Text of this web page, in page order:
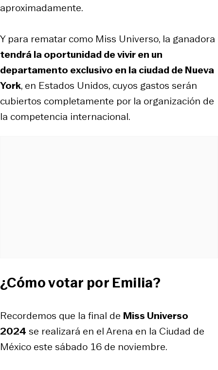
aproximadamente.
Y para rematar como Miss Universo, la ganadora
tendrá la oportunidad de vivir en un
departamento exclusivo en la ciudad de Nueva
York, en Estados Unidos, cuyos gastos serán
cubiertos completamente por la organización de
la competencia internacional.
¿Cómo votar por Emilia?
Recordemos que la final de Miss Universo
2024 se realizará en el Arena en la Ciudad de
México este sábado 16 de noviembre.